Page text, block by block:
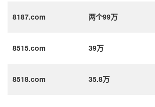
8187.com 两个99万
8515.com 39万
8518.com 35.8万